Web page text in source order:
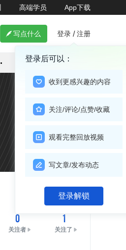
高端学员 App下载
 写点什么 登录 / 注册
登录后可以：
收到更感兴趣的内容
关注/评论/点赞/收藏
观看完整回放视频
写文章/发布动态
登录解锁
关注
0
关注者
1
关注了